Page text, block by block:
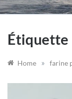
Étiquette
Home » farine